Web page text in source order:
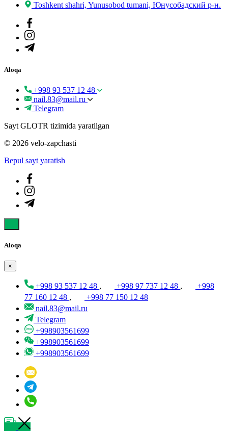
Toshkent shahri, Yunusobod tumani, Юнусобадский р-н.
Aloqa
+998 93 537 12 48
nail.83@mail.ru
Telegram
Sayt GLOTR tizimida yaratilgan
© 2026 velo-zapchasti
Bepul sayt yaratish
Aloqa
×
+998 93 537 12 48 , +998 97 737 12 48 ,
+998
77 160 12 48 ,
+998 77 150 12 48
nail.83@mail.ru
Telegram
+998903561699
+998903561699
+998903561699